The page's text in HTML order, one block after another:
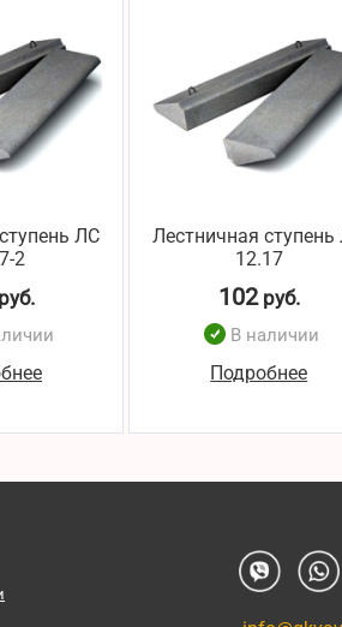
ЛС
2
Лестничная
12.17
102руб.
В наличии
Подробнее